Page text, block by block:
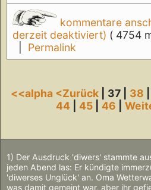
kommentare
derzeit deaktiviert) ( 4754
Permalink
<<alpha <Zurück | 37 | 38
44 |45 |46 |
1) Der Ausdruck 'diwers' stammte
jeden Abend las: Er kündigte
'diwerses Unglück' an. Oma
was damit gemeint war, aber ihr